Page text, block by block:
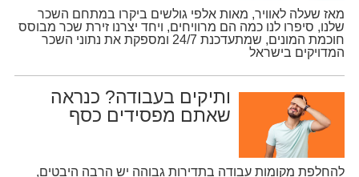
מאז שעלה לאוויר, מאות אלפי גולשים ביקרו במתחם השכר
שלנו, סיפרו לנו כמה הם מרוויחים, ויחד יצרנו זירת שכר מבוסס
חוכמת המונים, שמתעדכנת 24/7 ומספקת את נתוני השכר
המדויקים בישראל
ותיקים בעבודה? כנראה
שאתם מפסידים כסף
להחלפת מקומות עבודה בתדירות גבוהה יש הרבה היבטים,